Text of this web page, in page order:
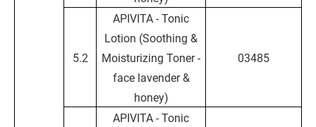
5.2
APIVITA - Tonic
Lotion (Soothing &
Moisturizing Toner -
face lavender &
honey)
03485
APIVITA - Tonic